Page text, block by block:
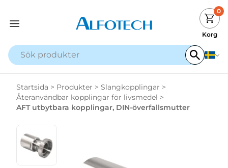
0
Korg
Startsida > Produkter > Slangkopplingar >
Återanvändbar kopplingar för livsmedel >
AFT utbytbara kopplingar, DIN-överfallsmutter